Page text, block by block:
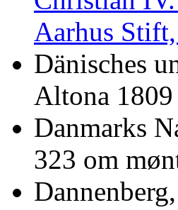
Aarhus
Dänisches
Altona 1809
Danmarks
323 om